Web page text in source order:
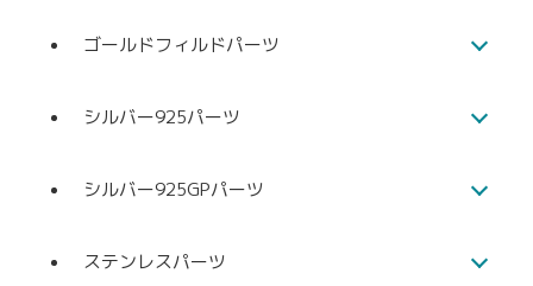
ゴールドフィルドパーツ
シルバー925パーツ
シルバー925GPパーツ
ステンレスパーツ